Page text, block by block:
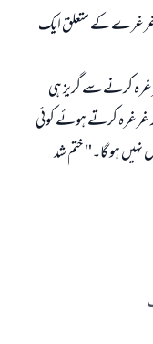
غرغرے کے متعلق ایک
کرنے سے گریز ہی
غرغرہ کرتے ہوئے کوئی
ہو گا۔" ختم شد